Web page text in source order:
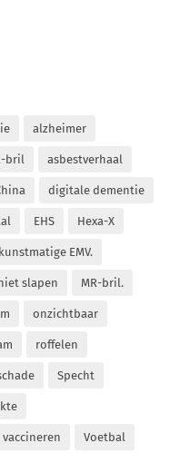
alzheimer
bril asbestverhaal
digitale dementie
EHS Hexa-X
kunstmatige EMV.
slapen MR-bril.
onzichtbaar
roffelen
Specht
vaccineren Voetbal